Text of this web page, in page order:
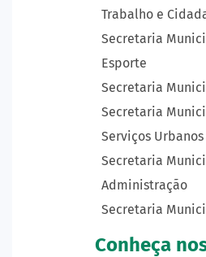
Trabalho e
Secretaria
Esporte
Secretaria
Secretaria
Serviços Urbanos
Secretaria
Administração
Secretaria
Conheça